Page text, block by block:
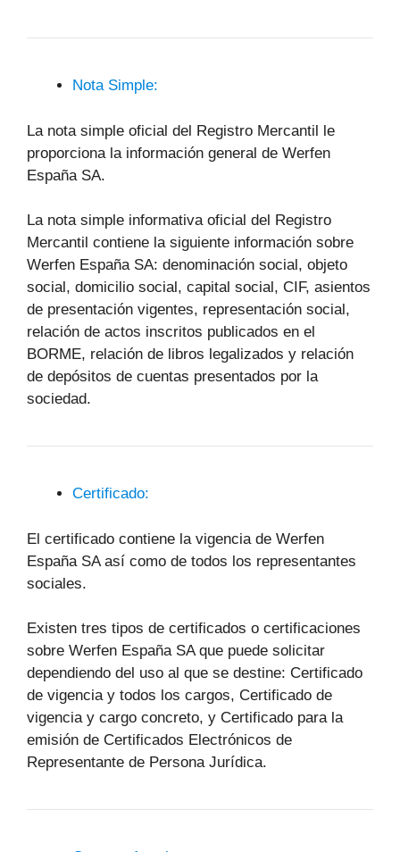
Nota Simple:
La nota simple oficial del Registro Mercantil le
proporciona la información general de Werfen
España SA.
La nota simple informativa oficial del Registro
Mercantil contiene la siguiente información sobre
Werfen España SA: denominación social, objeto
social, domicilio social, capital social, CIF, asientos
de presentación vigentes, representación social,
relación de actos inscritos publicados en el
BORME, relación de libros legalizados y relación
de depósitos de cuentas presentados por la
sociedad.
Certificado:
El certificado contiene la vigencia de Werfen
España SA así como de todos los representantes
sociales.
Existen tres tipos de certificados o certificaciones
sobre Werfen España SA que puede solicitar
dependiendo del uso al que se destine: Certificado
de vigencia y todos los cargos, Certificado de
vigencia y cargo concreto, y Certificado para la
emisión de Certificados Electrónicos de
Representante de Persona Jurídica.